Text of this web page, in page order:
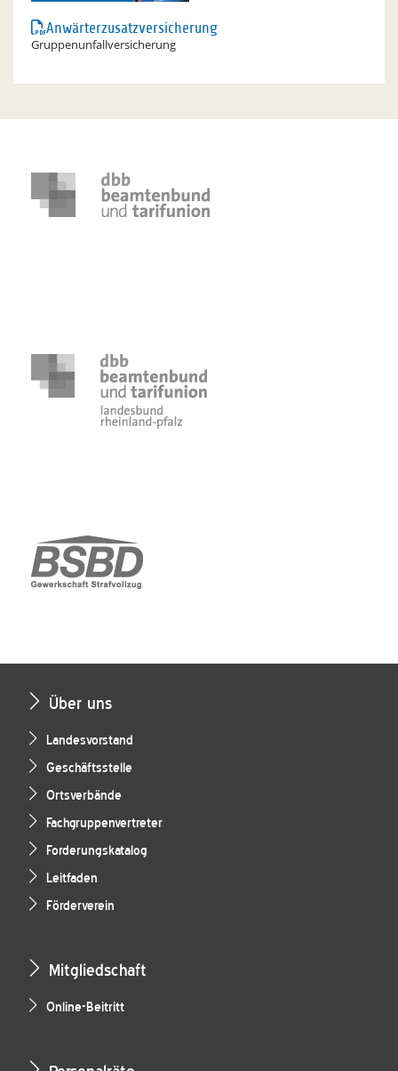
Anwärterzusatzversicherung
Gruppenunfallversicherung
Über uns
Landesvorstand
Geschäftsstelle
Ortsverbände
Fachgruppenvertreter
Forderungskatalog
Leitfaden
Förderverein
Mitgliedschaft
Online-Beitritt